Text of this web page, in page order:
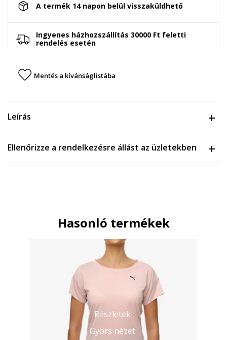
A termék 14 napon belül visszaküldhető
Ingyenes házhozszállítás 30000 Ft feletti
rendelés esetén
Mentés a kívánságlistába
Leírás
Ellenőrizze a rendelkezésre állást az üzletekben
Hasonló termékek
Részletek
Gyors nézet